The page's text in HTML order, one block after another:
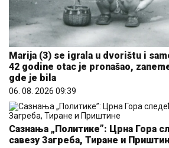
Marija (3) se igrala u dvorištu i
42 godine otac je pronašao,
gde je bila
06. 08. 2026 09:39
Сазнања „Политике”: Црна Гора
савезу Загреба, Тиране и